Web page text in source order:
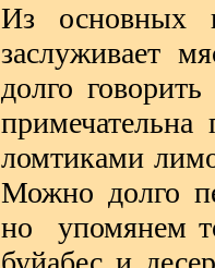
Из основных
заслуживает
долго
ломтиками
Можно долго
но упомянем